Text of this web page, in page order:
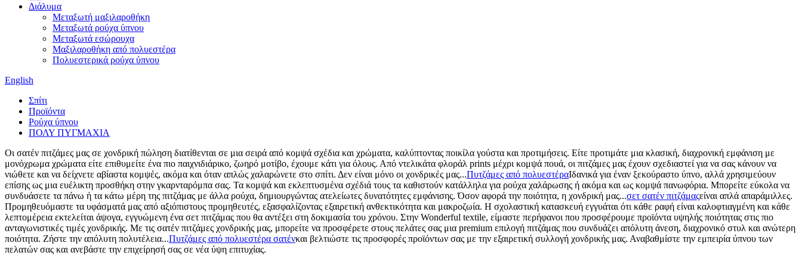
Διάλυμα
Μεταξωτή μαξιλαροθήκη
Μεταξωτά ρούχα ύπνου
Μεταξωτά εσώρουχα
Μαξιλαροθήκη από πολυεστέρα
Πολυεστερικά ρούχα ύπνου
English
Σπίτι
Προϊόντα
Ρούχα ύπνου
ΠΟΛΥ ΠΥΓΜΑΧΙΑ
Οι σατέν πιτζάμες μας σε χονδρική πώληση διατίθενται σε μια σειρά από κομψά σχέδια και χρώματα, καλύπτοντας ποικίλα γούστα και προτιμήσεις. Είτε προτιμάτε μια κλασική, διαχρονική εμφάνιση με
μονόχρωμα χρώματα είτε επιθυμείτε ένα πιο παιχνιδιάρικο, ζωηρό μοτίβο, έχουμε κάτι για όλους. Από ντελικάτα φλοράλ prints μέχρι κομψά πουά, οι πιτζάμες μας έχουν σχεδιαστεί για να σας κάνουν να
νιώθετε και να δείχνετε αβίαστα κομψές, ακόμα και όταν απλώς χαλαρώνετε στο σπίτι. Δεν είναι μόνο οι χονδρικές μας...Πυτζάμες από πολυεστέραΙδανικά για έναν ξεκούραστο ύπνο, αλλά χρησιμεύουν
επίσης ως μια ευέλικτη προσθήκη στην γκαρνταρόμπα σας. Τα κομψά και εκλεπτυσμένα σχέδιά τους τα καθιστούν κατάλληλα για ρούχα χαλάρωσης ή ακόμα και ως κομψά πανωφόρια. Μπορείτε εύκολα να
συνδυάσετε τα πάνω ή τα κάτω μέρη της πιτζάμας με άλλα ρούχα, δημιουργώντας ατελείωτες δυνατότητες εμφάνισης. Όσον αφορά την ποιότητα, η χονδρική μας...σετ σατέν πιτζάμαςείναι απλά απαράμιλλες.
Προμηθευόμαστε τα υφάσματά μας από αξιόπιστους προμηθευτές, εξασφαλίζοντας εξαιρετική ανθεκτικότητα και μακροζωία. Η σχολαστική κατασκευή εγγυάται ότι κάθε ραφή είναι καλοφτιαγμένη και κάθε
λεπτομέρεια εκτελείται άψογα, εγγυώμενη ένα σετ πιτζάμας που θα αντέξει στη δοκιμασία του χρόνου. Στην Wonderful textile, είμαστε περήφανοι που προσφέρουμε προϊόντα υψηλής ποιότητας στις πιο
ανταγωνιστικές τιμές χονδρικής. Με τις σατέν πιτζάμες χονδρικής μας, μπορείτε να προσφέρετε στους πελάτες σας μια premium επιλογή πιτζάμας που συνδυάζει απόλυτη άνεση, διαχρονικό στυλ και ανώτερη
ποιότητα. Ζήστε την απόλυτη πολυτέλεια...Πυτζάμες από πολυεστέρα σατένκαι βελτιώστε τις προσφορές προϊόντων σας με την εξαιρετική συλλογή χονδρικής μας. Αναβαθμίστε την εμπειρία ύπνου των
πελατών σας και ανεβάστε την επιχείρησή σας σε νέα ύψη επιτυχίας.